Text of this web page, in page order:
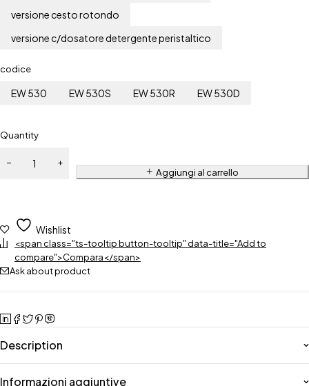
versione cesto rotondo
versione c/dosatore detergente peristaltico
codice
EW 530 EW 530S EW 530R EW 530D
Quantity
Aggiungi al carrello
Wishlist
<span class="ts-tooltip button-tooltip" data-title="Add to
compare">Compara</span>
Ask about product
Description
Informazioni aggiuntive